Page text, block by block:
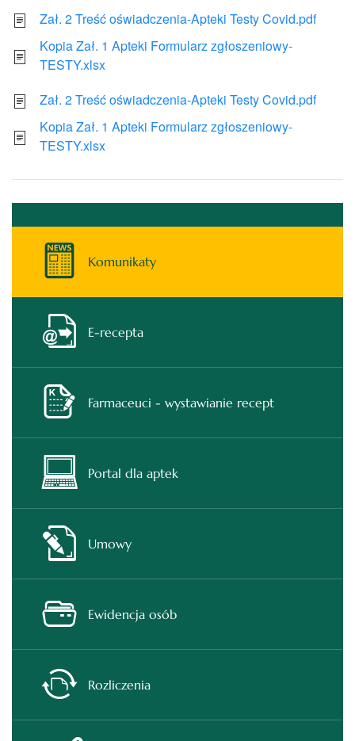
Zał. 2 Treść oświadczenia-Apteki Testy Covid.pdf
Kopia Zał. 1 Apteki Formularz zgłoszeniowy-
TESTY.xlsx
Zał. 2 Treść oświadczenia-Apteki Testy Covid.pdf
Kopia Zał. 1 Apteki Formularz zgłoszeniowy-
TESTY.xlsx
Komunikaty
E-recepta
Farmaceuci - wystawianie recept
Portal dla aptek
Umowy
Ewidencja osób
Rozliczenia